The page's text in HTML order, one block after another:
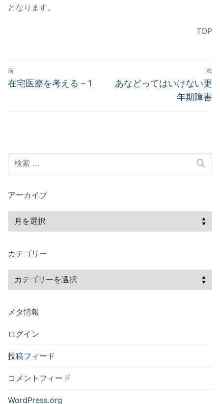
となります。
TOP
投
稿
シ
ン
前
前
在宅医療を考える – 1
次
次
あなどってはいけない更
年期障害
索:
アーカイブ
イ
カテゴリー
リ
メタ情報
ログイン
投稿フィード
コメントフィード
WordPress.org